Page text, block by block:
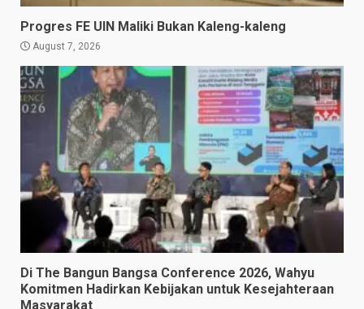
Progres FE UIN Maliki Bukan Kaleng-kaleng
August 7, 2026
Di The Bangun Bangsa Conference 2026, Wahyu
Komitmen Hadirkan Kebijakan untuk Kesejahteraan
Masyarakat